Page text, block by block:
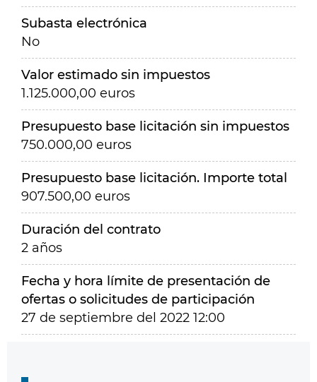
Subasta electrónica
No
Valor estimado sin impuestos
1.125.000,00 euros
Presupuesto base licitación sin impuestos
750.000,00 euros
Presupuesto base licitación. Importe total
907.500,00 euros
Duración del contrato
2 años
Fecha y hora límite de presentación de
ofertas o solicitudes de participación
27 de septiembre del 2022 12:00